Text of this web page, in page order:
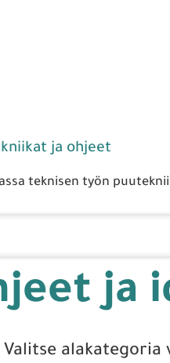
ja ohjeet
teknisen työn
ja
Valitse alakategoria